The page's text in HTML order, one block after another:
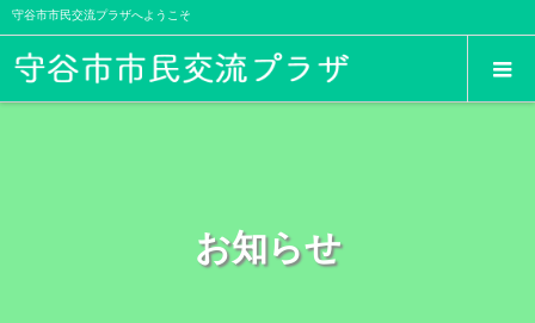
守谷市市民交流プラザへようこそ
お知らせ